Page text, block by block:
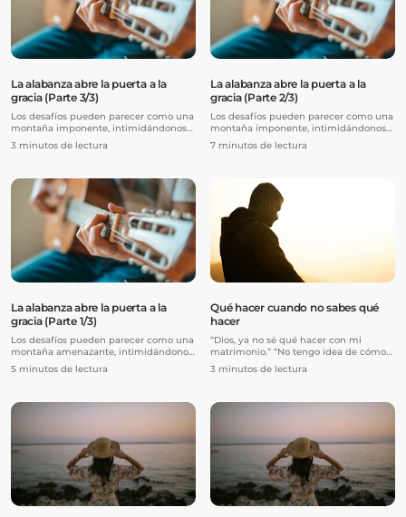
La alabanza abre la puerta a la
gracia (Parte 3/3)
Los desafíos pueden parecer como una
montaña imponente, intimidándonos
con una sensación de miedo y ...
3 minutos de lectura
La alabanza abre la puerta a la
gracia (Parte 2/3)
Los desafíos pueden parecer como una
montaña imponente, intimidándonos
con una sensación de miedo y ...
7 minutos de lectura
La alabanza abre la puerta a la
gracia (Parte 1/3)
Los desafíos pueden parecer como una
montaña amenazante, intimidándonos
con sentimientos de miedo y ...
5 minutos de lectura
Qué hacer cuando no sabes qué
hacer
“Dios, ya no sé qué hacer con mi
matrimonio.” “No tengo idea de cómo
vamos a pagar este préstamo.” ...
3 minutos de lectura